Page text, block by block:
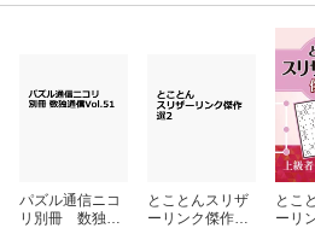
パズル通信ニコ
リ別冊 数独通
とことんスリザ
ーリンク傑作選
とこ
ーリ